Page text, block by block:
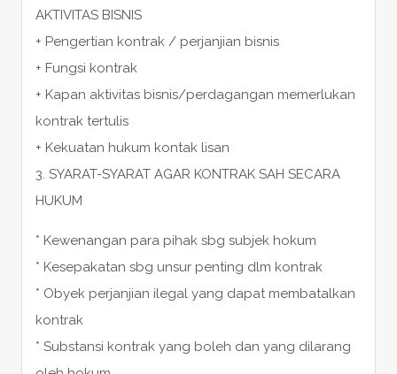
AKTIVITAS BISNIS
+ Pengertian kontrak / perjanjian bisnis
+ Fungsi kontrak
+ Kapan aktivitas bisnis/perdagangan memerlukan
kontrak tertulis
+ Kekuatan hukum kontak lisan
3. SYARAT-SYARAT AGAR KONTRAK SAH SECARA
HUKUM
* Kewenangan para pihak sbg subjek hokum
* Kesepakatan sbg unsur penting dlm kontrak
* Obyek perjanjian ilegal yang dapat membatalkan
kontrak
* Substansi kontrak yang boleh dan yang dilarang